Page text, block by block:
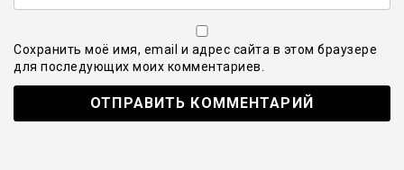
Сохранить моё имя, email и адрес сайта в этом браузере
для последующих моих комментариев.